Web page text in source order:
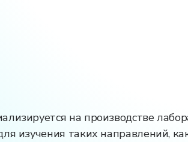
на производстве
изучения таких